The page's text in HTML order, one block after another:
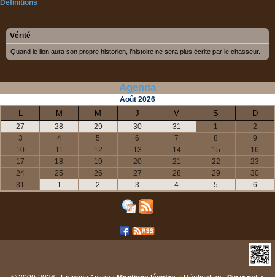
Définitions
Vérité
Quand le lion aura son propre historien, l’histoire ne sera plus écrite par le chasseur.
Agenda
Août 2026
L M M J V S D
27 28 29 30 31 1
2
3
4 5 6 7 8
9
10
11 12 13 14 15
16
17
18 19 20 21 22
23
24
25 26 27 28 29
30
31
1 2 3 4 5 6